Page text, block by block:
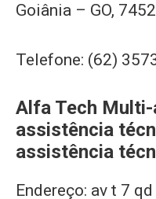
Goiânia – GO,
Telefone: (62)
Alfa Tech
assistência
assistência
Endereço: av t 7